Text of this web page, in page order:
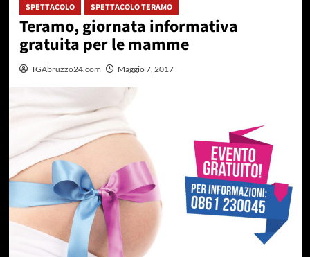
SPETTACOLO SPETTACOLO TERAMO
Teramo, giornata informativa
gratuita per le mamme
TGAbruzzo24.com Maggio 7, 2017